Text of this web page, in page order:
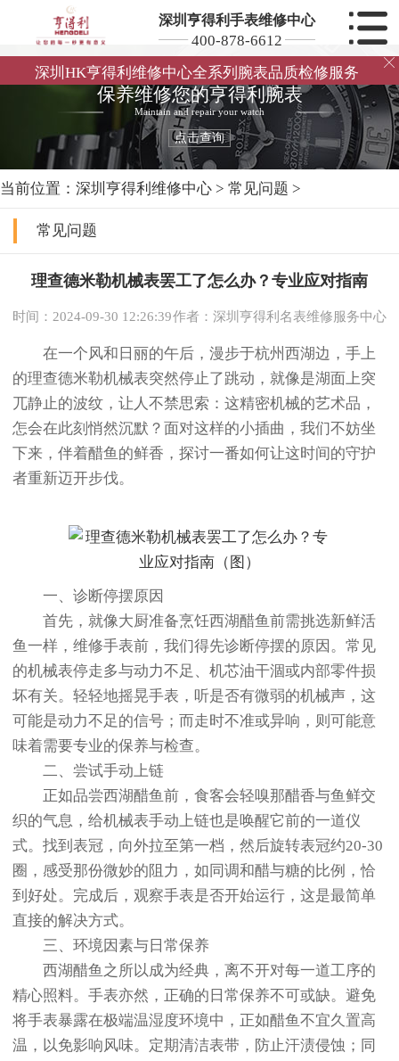
深圳亨得利手表维修中心
400-878-6612
深圳HK亨得利维修中心全系列腕表品质检修服务

保养维修您的亨得利腕表
Maintain and repair your watch
点击查询
当前位置： 深圳亨得利维修中心 > 常见问题 >
常见问题
理查德米勒机械表罢工了怎么办？专业应对指南
时间：2024-09-30 12:26:39作者：深圳亨得利名表维修服务中心
在一个风和日丽的午后，漫步于杭州西湖边，手上
的理查德米勒机械表突然停止了跳动，就像是湖面上突
兀静止的波纹，让人不禁思索：这精密机械的艺术品，
怎会在此刻悄然沉默？面对这样的小插曲，我们不妨坐
下来，伴着醋鱼的鲜香，探讨一番如何让这时间的守护
者重新迈开步伐。
一、诊断停摆原因
首先，就像大厨准备烹饪西湖醋鱼前需挑选新鲜活
鱼一样，维修手表前，我们得先诊断停摆的原因。常见
的机械表停走多与动力不足、机芯油干涸或内部零件损
坏有关。轻轻地摇晃手表，听是否有微弱的机械声，这
可能是动力不足的信号；而走时不准或异响，则可能意
味着需要专业的保养与检查。
二、尝试手动上链
正如品尝西湖醋鱼前，食客会轻嗅那醋香与鱼鲜交
织的气息，给机械表手动上链也是唤醒它前的一道仪
式。找到表冠，向外拉至第一档，然后旋转表冠约20-30
圈，感受那份微妙的阻力，如同调和醋与糖的比例，恰
到好处。完成后，观察手表是否开始运行，这是最简单
直接的解决方式。
三、环境因素与日常保养
西湖醋鱼之所以成为经典，离不开对每一道工序的
精心照料。手表亦然，正确的日常保养不可或缺。避免
将手表暴露在极端温湿度环境中，正如醋鱼不宜久置高
温，以免影响风味。定期清洁表带，防止汗渍侵蚀；同